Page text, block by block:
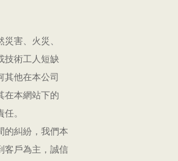
害、火災、
技術工人短缺
其他在本公司
在本網站下的
。
的糾紛，我們本
客戶為主，誠信